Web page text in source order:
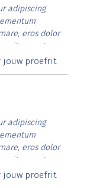
adipiscing
eros dolor
vitae erat.
rutrum lorem
jouw proefrit
adipiscing
eros dolor
vitae erat.
rutrum lorem
jouw proefrit